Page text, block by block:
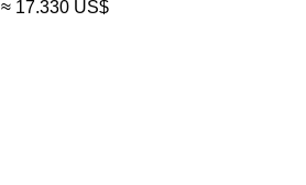
≈ 17.330 US$